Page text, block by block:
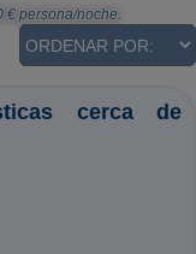
€ persona/noche.
cerca de